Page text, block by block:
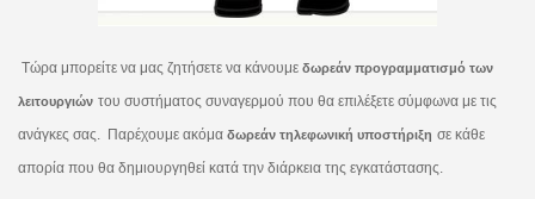
Τώρα μπορείτε να μας ζητήσετε να κάνουμε δωρεάν προγραμματισμό των
λειτουργιών του συστήματος συναγερμού που θα επιλέξετε σύμφωνα με τις
ανάγκες σας. Παρέχουμε ακόμα δωρεάν τηλεφωνική υποστήριξη σε κάθε
απορία που θα δημιουργηθεί κατά την διάρκεια της εγκατάστασης.